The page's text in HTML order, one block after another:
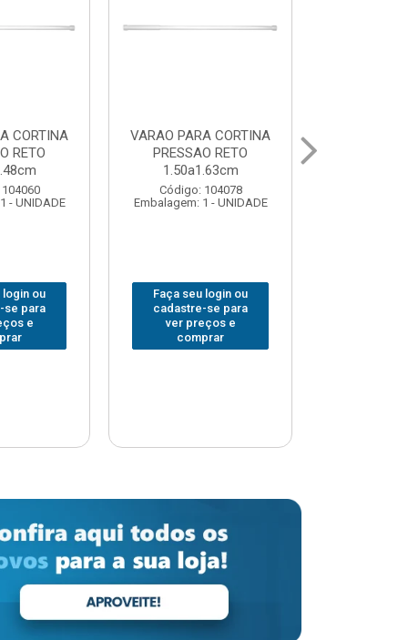
CORTINA
RETO
- UNIDADE
login ou
se para
e
VARAL PARA TETO
MAXEB ACO 1.40m
Código: 104086
Embalagem: 1 - UNIDADE
Faça seu login ou
cadastre-se para
ver preços e
comprar